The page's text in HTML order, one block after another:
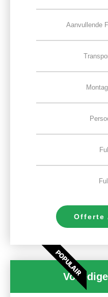
Aanvullende
Offerte
POPULAIR